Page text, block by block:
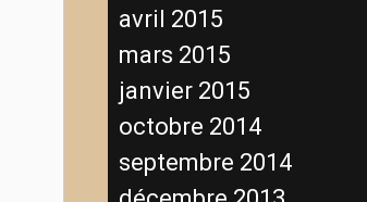
avril 2015
mars 2015
janvier 2015
octobre 2014
septembre 2014